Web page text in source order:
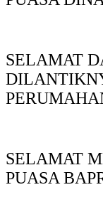
SELAMAT
SELAMAT
PUASA